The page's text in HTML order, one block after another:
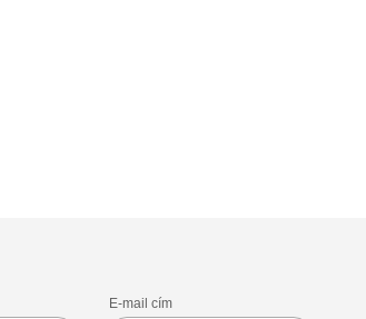
E-mail cím